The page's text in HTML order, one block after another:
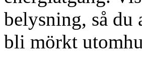
belysning, så
bli mörkt